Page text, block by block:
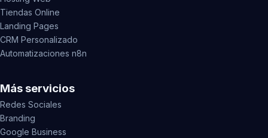
Tiendas Online
Landing Pages
CRM Personalizado
Automatizaciones n8n
Más servicios
Redes Sociales
Branding
Google Business